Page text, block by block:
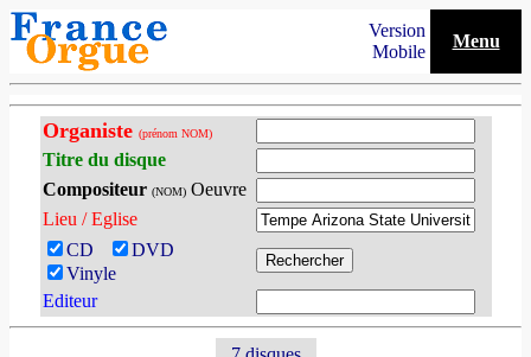
Version
Mobile
Menu
Organiste (prénom NOM)
Titre du disque
Compositeur (NOM)Oeuvre
Lieu / Eglise
CD
DVD
Vinyle
Editeur